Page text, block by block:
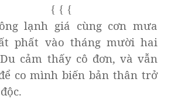
{ { {
lạnh giá cùng cơn mưa
phất vào tháng mười hai
cảm thấy cô đơn, và vẫn
co mình biến bản thân trở